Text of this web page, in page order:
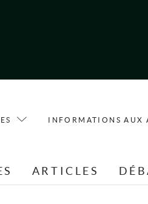
INFORMATIONS AUX
ARTICLES